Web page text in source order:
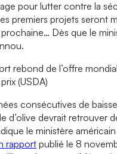
pour lutter contre la
premiers projets seront
Dès que le
rebond de l’offre
(USDA)
consécutives de
d’olive devrait retrouver
le ministère
rapport publié le 8